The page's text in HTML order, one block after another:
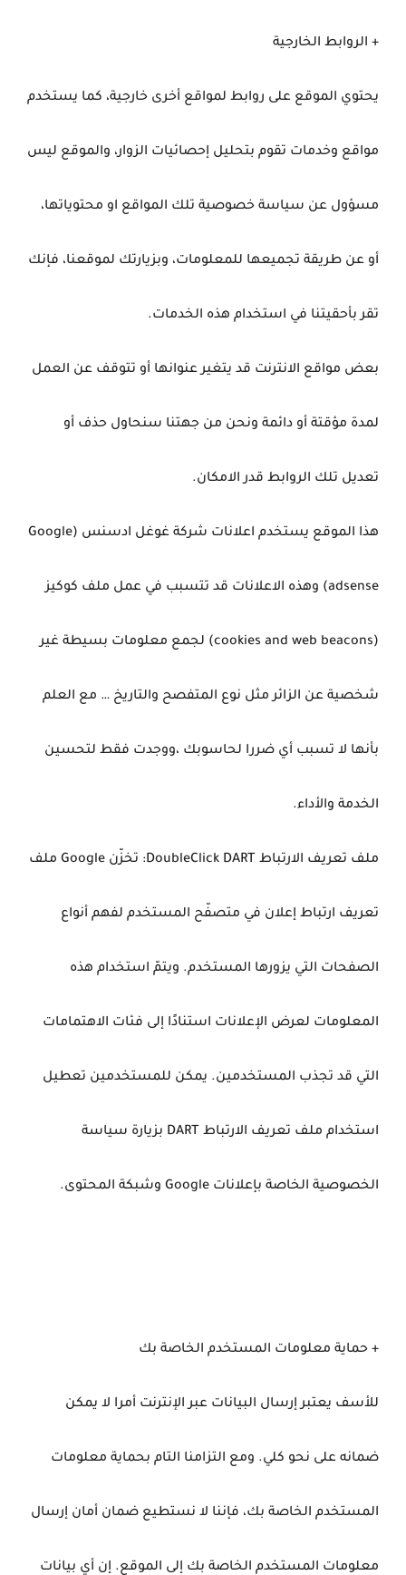
+ الروابط الخارجية
يحتوي الموقع على روابط لمواقع أخرى خارجية، كما يستخدم
مواقع وخدمات تقوم بتحليل إحصائيات الزوار، والموقع ليس
مسؤول عن سياسة خصوصية تلك المواقع او محتوياتها،
أو عن طريقة تجميعها للمعلومات، وبزيارتك لموقعنا، فإنك
تقر بأحقيتنا في استخدام هذه الخدمات.
بعض مواقع الانترنت قد يتغير عنوانها أو تتوقف عن العمل
لمدة مؤقتة أو دائمة ونحن من جهتنا سنحاول حذف أو
تعديل تلك الروابط قدر الامكان.
هذا الموقع يستخدم اعلانات شركة غوغل ادسنس (Google
adsense) وهذه الاعلانات قد تتسبب في عمل ملف كوكيز
(cookies and web beacons) لجمع معلومات بسيطة غير
شخصية عن الزائر مثل نوع المتفصح والتاريخ … مع العلم
بأنها لا تسبب أي ضررا لحاسوبك ،ووجدت فقط لتحسين
الخدمة والأداء.
ملف تعريف الارتباط DoubleClick DART: تخزّن Google ملف
تعريف ارتباط إعلان في متصفّح المستخدم لفهم أنواع
الصفحات التي يزورها المستخدم. ويتمّ استخدام هذه
المعلومات لعرض الإعلانات استنادًا إلى فئات الاهتمامات
التي قد تجذب المستخدمين. يمكن للمستخدمين تعطيل
استخدام ملف تعريف الارتباط DART بزيارة سياسة
الخصوصية الخاصة بإعلانات Google وشبكة المحتوى.
+ حماية معلومات المستخدم الخاصة بك
للأسف يعتبر إرسال البيانات عبر الإنترنت أمرا لا يمكن
ضمانه على نحو كلي. ومع التزامنا التام بحماية معلومات
المستخدم الخاصة بك، فإننا لا نستطيع ضمان أمان إرسال
معلومات المستخدم الخاصة بك إلى الموقع. إن أي بيانات